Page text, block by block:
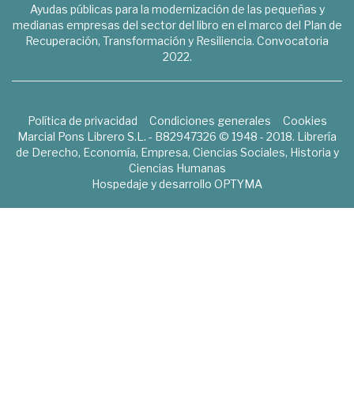
Ayudas públicas para la modernización de las pequeñas y
medianas empresas del sector del libro en el marco del Plan de
Recuperación, Transformación y Resiliencia. Convocatoria
2022.
Política de privacidad Condiciones generales
Cookies
Marcial Pons Librero S.L. - B82947326 © 1948 - 2018. Librería
de Derecho, Economía, Empresa, Ciencias Sociales, Historia y
Ciencias Humanas
Hospedaje y desarrollo OPTYMA